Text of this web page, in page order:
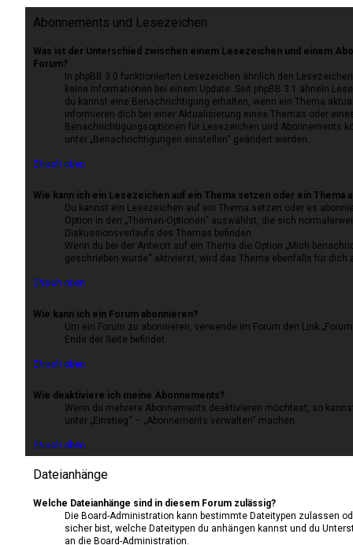
Abonnements und Lesezeichen
Was ist der Unterschied zwischen einem Lesezeichen und einem
Forum?
In phpBB 3.0 funktionierten Lesezeichen ähnlich den
keine Informationen bei einem Update. Seit phpBB 3.1 ähneln
du kannst eine Benachrichtigung erhalten, wenn ein Thema
informieren dich bei einer Aktualisierung eines Themas oder
Benachrichtigungsoptionen für Lesezeichen und Abonnements
unter „Benachrichtigungen einstellen“ geändert werden.
Nach oben
Wie kann ich ein Lesezeichen auf ein Thema setzen oder ein Thema
Du kannst ein Lesezeichen auf ein Thema setzen oder es
Option in den „Themen-Optionen“ auswählst, die sich
Diskussionsverlaufs des Themas befinden.
Wenn du bei der Antwort auf ein Thema die Option „Mich
geschrieben wurde“ aktivierst, wird das Thema ebenfalls für dich
Nach oben
Wie kann ich ein Forum abonnieren?
Um ein Forum zu abonnieren, verwende im Forum den Link
Ende der Seite befindet.
Nach oben
Wie deaktiviere ich meine Abonnements?
Wenn du mehrere Abonnements deaktivieren möchtest, so
unter „Einstieg“ – „Abonnements verwalten“ machen.
Nach oben
Dateianhänge
Welche Dateianhänge sind in diesem Forum zulässig?
Die Board-Administration kann bestimmte Dateitypen zulassen
sicher bist, welche Dateitypen du anhängen kannst und du
an die Board-Administration.